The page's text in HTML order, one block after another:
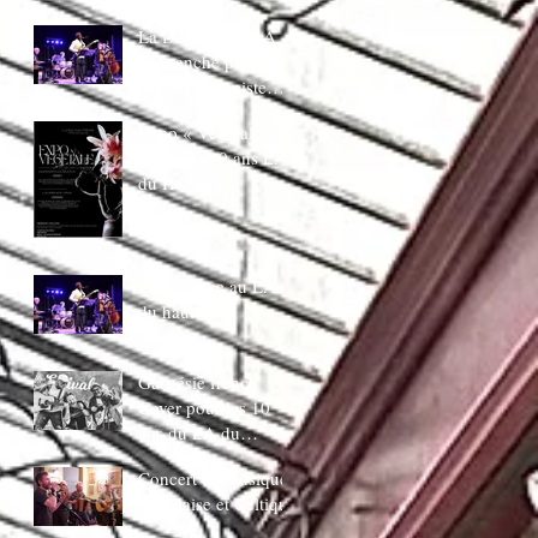
La Ducasse au LA
:Dimanche piano
Bar AVec bapiste
coppens
Expo « Végetale »
pour Les 10 ans LA
du Hautbois
La Ducasse au LA
du hautbois
Gaspésie french
Cover pour les 10
ans du LA du
Hautbois
Concert de musique
Irlandaise et Celtique